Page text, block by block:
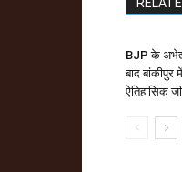
BJP के
बाद बांकीपुर
ऐतिहासिक